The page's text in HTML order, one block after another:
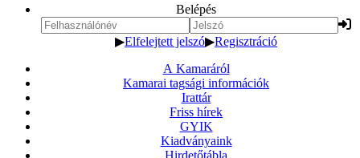
Belépés
▶Elfelejtett jelszó▶Regisztráció
A Kamaráról
Kamarai tagsági információk
Irattár
Friss hírek
GYIK
Kiadványaink
Hirdetőtábla